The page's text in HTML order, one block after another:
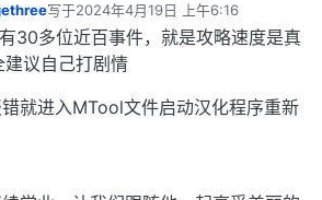
写于2024年4月19日 上午6:16
最后由 编辑
30多位近百事件，就是攻略速度是真
议自己打剧情
就进入MTool文件启动汉化程序重新